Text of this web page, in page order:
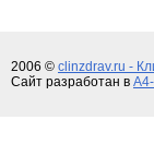
2006 © clinzdrav.ru -
Сайт разработан в